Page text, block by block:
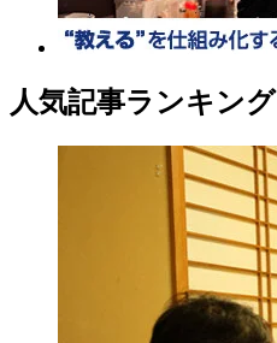
人気記事ランキング